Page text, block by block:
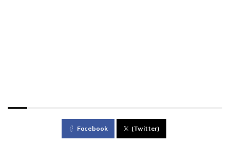
Facebook (Twitter)